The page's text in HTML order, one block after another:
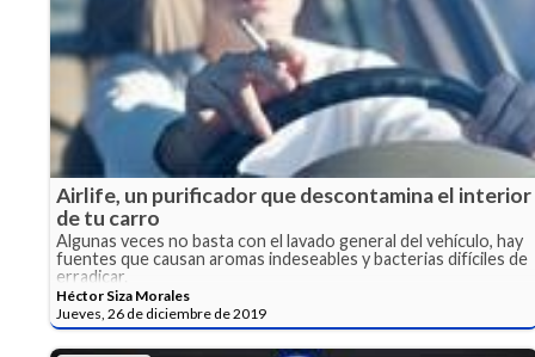
Airlife, un purificador que descontamina el interior
de tu carro
Algunas veces no basta con el lavado general del vehículo, hay
fuentes que causan aromas indeseables y bacterias difíciles de
erradicar.
Héctor Siza Morales
Jueves, 26 de diciembre de 2019